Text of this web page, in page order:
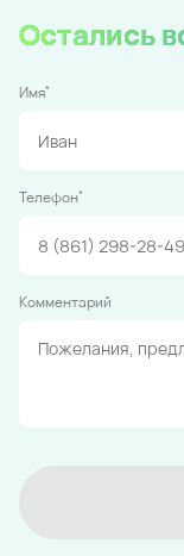
Остались
Имя*
Телефон*
Комментарий